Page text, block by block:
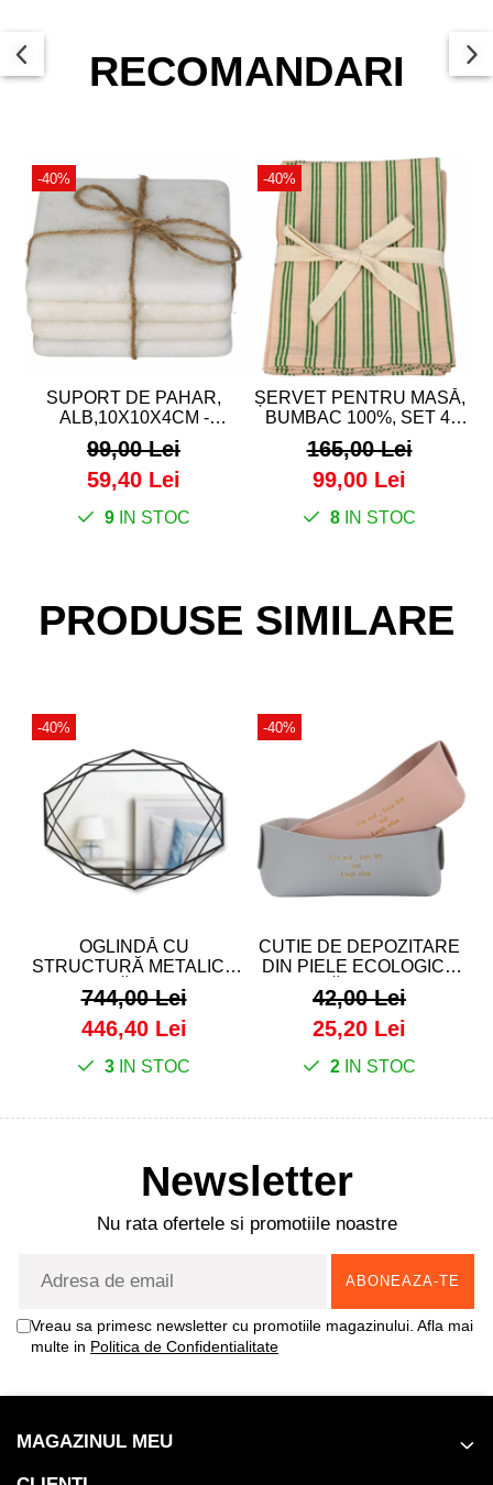
RECOMANDARI
-40%
SUPORT DE PAHAR,
ALB,10X10X4CM -
COASTER
99,00 Lei
59,40 Lei
9 IN STOC
-40%
ȘERVET PENTRU MASĂ,
BUMBAC 100%, SET 4,
45X45CM - NAPKIN
165,00 Lei
99,00 Lei
8 IN STOC
PRODUSE SIMILARE
-40%
OGLINDĂ CU
STRUCTURĂ METALICĂ
NEAGRĂ - PRISMA
744,00 Lei
446,40 Lei
3 IN STOC
-40%
CUTIE DE DEPOZITARE
DIN PIELE ECOLOGICĂ
PLIABILĂ, GRI - HAZEL
42,00 Lei
25,20 Lei
2 IN STOC
Newsletter
Nu rata ofertele si promotiile noastre
Vreau sa primesc newsletter cu promotiile magazinului. Afla mai
multe in Politica de Confidentialitate
MAGAZINUL MEU